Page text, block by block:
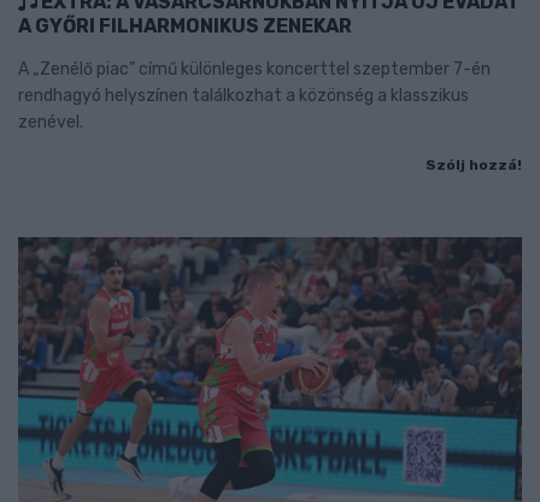
A GYŐRI FILHARMONIKUS ZENEKAR
A „Zenélő piac” című különleges koncerttel szeptember 7-én
rendhagyó helyszínen találkozhat a közönség a klasszikus
zenével.
Szólj hozzá!